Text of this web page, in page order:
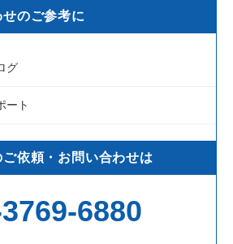
のご参考に
グ
ート
依頼・お問い合わせは
6880